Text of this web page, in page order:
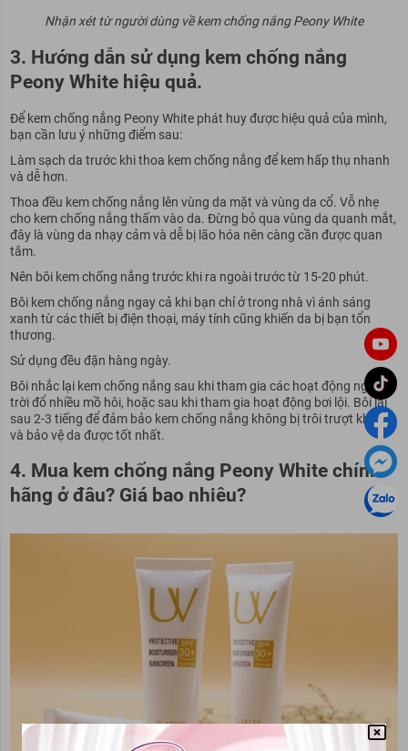
Nhận xét từ người dùng về kem chống nắng Peony White
3. Hướng dẫn sử dụng kem chống nắng
Peony White hiệu quả.
Để kem chống nắng Peony White phát huy được hiệu quả của mình,
bạn cần lưu ý những điểm sau:
Làm sạch da trước khi thoa kem chống nắng để kem hấp thụ nhanh
và dễ hơn.
Thoa đều kem chống nắng lên vùng da mặt và vùng da cổ. Vỗ nhẹ
cho kem chống nắng thấm vào da. Đừng bỏ qua vùng da quanh mắt,
đây là vùng da nhạy cảm và dễ bị lão hóa nên càng cần được quan
tâm.
Nên bôi kem chống nắng trước khi ra ngoài trước từ 15-20 phút.
Bôi kem chống nắng ngay cả khi bạn chỉ ở trong nhà vì ánh sáng
xanh từ các thiết bị điện thoại, máy tính cũng khiến da bị bạn tổn
thương.
Sử dụng đều đặn hàng ngày.
Bôi nhắc lại kem chống nắng sau khi tham gia các hoạt động ngoài
trời đổ nhiều mồ hôi, hoặc sau khi tham gia hoạt động bơi lội. Bôi lại
sau 2-3 tiếng để đảm bảo kem chống nắng không bị trôi trượt khỏi da
và bảo vệ da được tốt nhất.
4. Mua kem chống nắng Peony White chính
hãng ở đâu? Giá bao nhiêu?